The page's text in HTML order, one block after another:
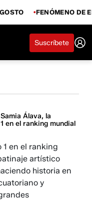
FENÓMENO DE
Suscríbete
Álava, la
en el ranking mundial
1 en el ranking
artístico
historia en
y